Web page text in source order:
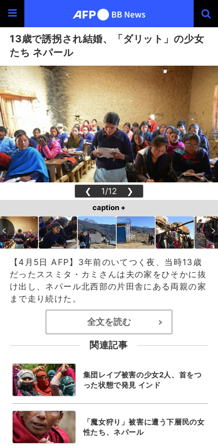
13歳で誘拐され結婚、「ダリット」の少女
たち ネパール
❮ 1/12 ❯
caption +
【4月5日 AFP】3年前のいてつく夜、当時13歳
だったススミタ・カミさんは夫の家をひそかに抜
け出し、ネパール北西部の片田舎にある両親の家
まで走り続けた。
全文を読む >
関連記事
集団レイプ被害の少女2人、首をつ
った状態で発見 インド
「魔女狩り」被害に遭う下層民の女
性たち、ネパール